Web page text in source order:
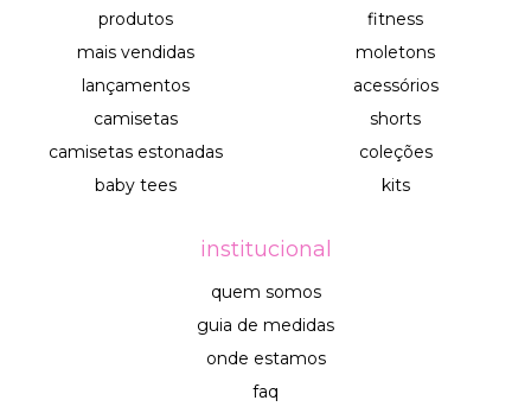
produtos
mais vendidas
lançamentos
camisetas
camisetas estonadas
baby tees
fitness
moletons
acessórios
shorts
coleções
kits
institucional
quem somos
guia de medidas
onde estamos
faq